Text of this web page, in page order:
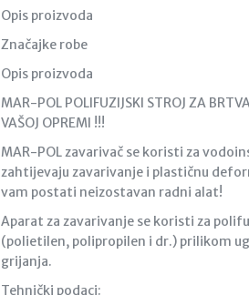
Opis proizvoda
Značajke robe
Opis proizvoda
MAR-POL POLIFUZIJSKI STROJ ZA
VAŠOJ OPREMI !!!
MAR-POL zavarivač se koristi za
zahtijevaju zavarivanje i plastičnu
vam postati neizostavan radni alat!
Aparat za zavarivanje se koristi za
(polietilen, polipropilen i dr.) prilikom
grijanja.
Tehnički podaci: